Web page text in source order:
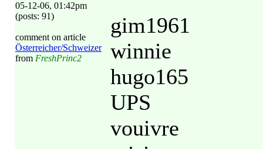
05-12-06, 01:42pm
(posts: 91)
comment on article
Österreicher/Schweizer
from FreshPrinc2
gim1961
winnie
hugo165
UPS
vouivre